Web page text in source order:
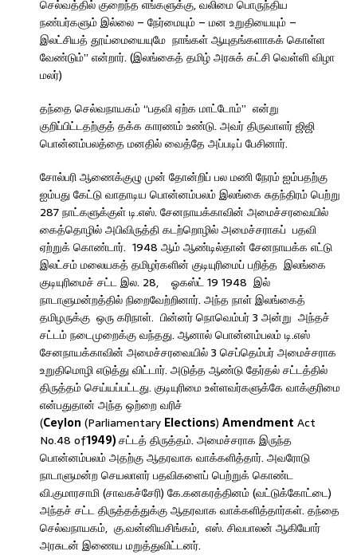
செல்வத்தில் குறைந்த எங்களுக்கு, வலிமை பொருந்திய
நண்பர்களும் இல்லை – நேர்மையும் – மன உறுதியையும் –
இலட்சியத் தூய்மையையுமே நாங்கள் ஆயுதங்களாகக் கொள்ள
வேண்டும்” என்றார். (இலங்கைத் தமிழ் அரசுக் கட்சி வெள்ளி விழா
மலர்)
தந்தை செல்வநாயகம் “பதவி ஏற்க மாட்டோம்” என்று
குறிப்பிட்டதற்குத் தக்க காரணம் உண்டு. அவர் திருவாளர் ஜிஜி
பொன்னம்பலத்தை மனதில் வைத்தே அப்படிப் பேசினார்.
சோல்பரி ஆணைக்குழு முன் தோன்றிப் பல மணி நேரம் ஐம்பதற்கு
ஐம்பது கேட்டு வாதாடிய பொன்னம்பலம் இலங்கை சுதந்திரம் பெற்று
287 நாட்களுக்குள் டி.எஸ். சேனநாயக்காவின் அமைச்சரவையில்
கைத்தொழில் அபிவிருத்தி கடற்றொழில் அமைச்சராகப் பதவி
ஏற்றுக் கொண்டார். 1948 ஆம் ஆண்டில்தான் சேனநாயக்க எட்டு
இலட்சம் மலையகத் தமிழர்களின் குடியுரிமைப் பறித்த இலங்கை
குடியுரிமைச் சட்ட இல. 28, ஓகஸ்ட் 19 1948 இல்
நாடாளுமன்றத்தில் நிறைவேற்றினார். அந்த நாள் இலங்கைத்
தமிழருக்கு ஒரு கரிநாள். பின்னர் நொவெம்பர் 3 அன்று அந்தச்
சட்டம் நடைமுறைக்கு வந்தது. ஆனால் பொன்னம்பலம் டி.எஸ்
சேனநாயக்காவின் அமைச்சரவையில் 3 செப்தெம்பர் அமைச்சராக
உறுதிமொழி எடுத்து விட்டார். அடுத்த ஆண்டு தேர்தல் சட்டத்தில்
திருத்தம் செய்யப்பட்டது. குடியுரிமை உள்ளவர்களுக்கே வாக்குரிமை
என்பதுதான் அந்த ஒற்றை வரிச்
(Ceylon (Parliamentary Elections) Amendment Act
No.48 of1949)சட்டத் திருத்தம். அமைச்சராக இருந்த
பொன்னம்பலம் அதற்கு ஆதரவாக வாக்களித்தார். அவரோடு
நாடாளுமன்ற செயலாளர் பதவிகளைப் பெற்றுக் கொண்ட
வி.குமாரசாமி (சாவகச்சேரி) கே.கனகரத்தினம் (வட்டுக்கோட்டை)
அந்தச் சட்ட திருத்தத்துக்கு ஆதரவாக வாக்களித்தார்கள். தந்தை
செல்வநாயகம், கு.வன்னியசிங்கம், எஸ். சிவபாலன் ஆகியோர்
அரசுடன் இணைய மறுத்துவிட்டனர்.